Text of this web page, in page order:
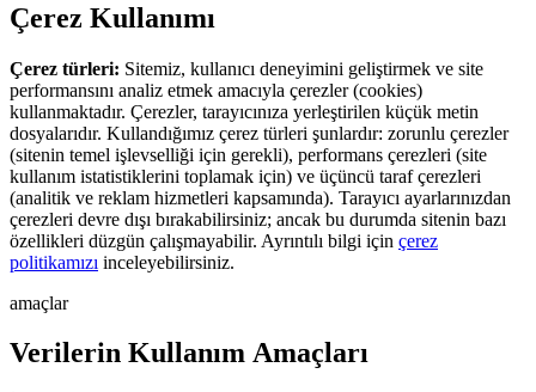
Çerez Kullanımı
Çerez türleri: Sitemiz, kullanıcı deneyimini geliştirmek ve site
performansını analiz etmek amacıyla çerezler (cookies)
kullanmaktadır. Çerezler, tarayıcınıza yerleştirilen küçük metin
dosyalarıdır. Kullandığımız çerez türleri şunlardır: zorunlu çerezler
(sitenin temel işlevselliği için gerekli), performans çerezleri (site
kullanım istatistiklerini toplamak için) ve üçüncü taraf çerezleri
(analitik ve reklam hizmetleri kapsamında). Tarayıcı ayarlarınızdan
çerezleri devre dışı bırakabilirsiniz; ancak bu durumda sitenin bazı
özellikleri düzgün çalışmayabilir. Ayrıntılı bilgi için çerez
politikamızı inceleyebilirsiniz.
amaçlar
Verilerin Kullanım Amaçları